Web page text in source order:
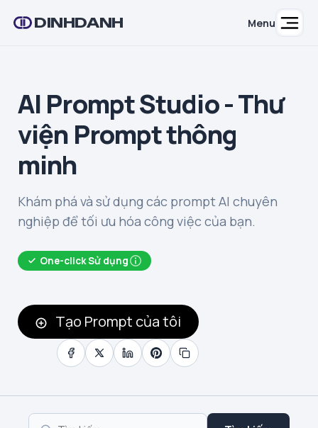
DINHDANH Menu
AI Prompt Studio - Thư
viện Prompt thông
minh
Khám phá và sử dụng các prompt AI chuyên
nghiệp để tối ưu hóa công việc của bạn.
One-click Sử dụng
Tạo Prompt của tôi